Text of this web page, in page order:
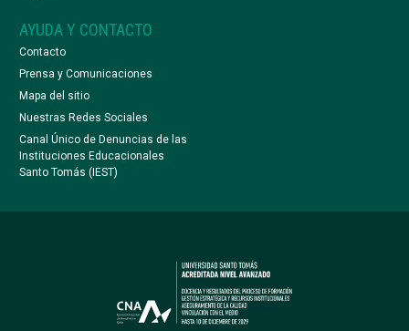
AYUDA Y CONTACTO
Contacto
Prensa y Comunicaciones
Mapa del sitio
Nuestras Redes Sociales
Canal Único de Denuncias de las
Instituciones Educacionales
Santo Tomás (IEST)